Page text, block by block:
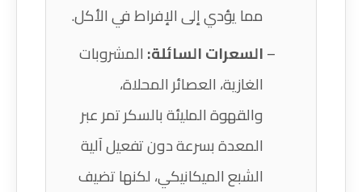
مما يؤدي إلى الإفراط في الأكل.
السعرات السائلة:المشروبات
الغازية، العصائر المحلاة،
والقهوة المليئة بالسكر تمر عبر
المعدة بسرعة دون تفعيل آلية
الشبع الميكانيكي، لكنها تضيف